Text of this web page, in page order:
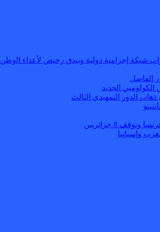
شبكة إجرامية دولية وبيدق رخيص لأعداء الوطن
الفاصل
الجديد
الدور التمهيدي الثالث
8 جزائريين